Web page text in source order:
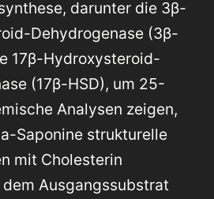
darunter die 3β-
Dehydrogenase (3β-
17β-Hydroxysteroid-
(17β-HSD), um 25-
Analysen zeigen,
Saponine strukturelle
mit Cholesterin
Ausgangssubstrat